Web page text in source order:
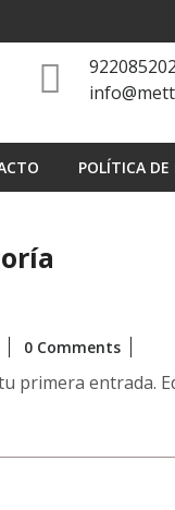
922085202
POLÍTICA DE
0 Comments
primera entrada.